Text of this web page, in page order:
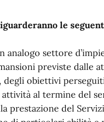
le
analogo settore
previste dalle
degli obiettivi
al termine del
prestazione del